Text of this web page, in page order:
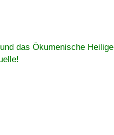
das Ökumenische